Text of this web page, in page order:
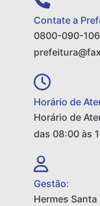
Contate a
0800-090-
Horário de
Horário de
das 08:00 às
Gestão:
Hermes Santa